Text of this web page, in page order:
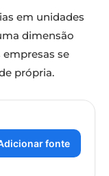
em unidades
dimensão
se
própria.
fonte